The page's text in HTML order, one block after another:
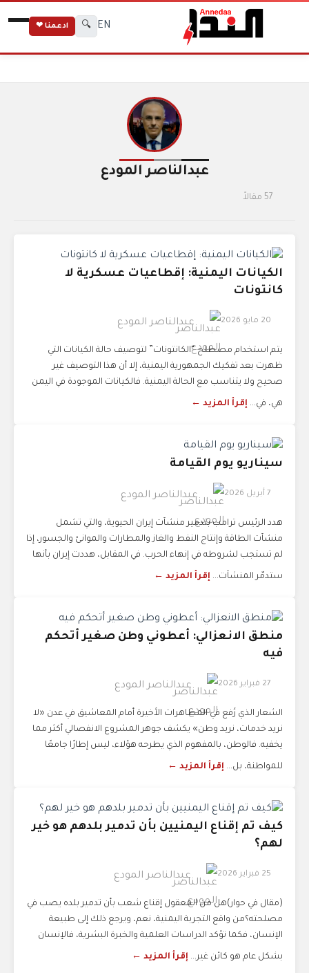
EN
🔍 ادعمنا ❤
عبدالناصر المودع
57 مقالاً
الكيانات اليمنية: إقطاعيات عسكرية لا
كانتونات
20 مايو 2026 عبدالناصر المودع
يتم استخدام مصطلح “الكانتونات” لتوصيف حالة الكيانات التي
ظهرت بعد تفكيك الجمهورية اليمنية، إلا أن هذا التوصيف غير
صحيح ولا يتناسب مع الحالة اليمنية. فالكيانات الموجودة في اليمن
هي، في... إقرأ المزيد ←
سيناريو يوم القيامة
7 أبريل 2026 عبدالناصر المودع
هدد الرئيس ترامب بتدمير منشآت إيران الحيوية، والتي تشمل
منشآت الطاقة وإنتاج النفط والغاز والمطارات والموانئ والجسور، إذا
لم تستجب لشروطه في إنهاء الحرب. في المقابل، هددت إيران بأنها
ستدمّر المنشآت... إقرأ المزيد ←
منطق الانعزالي: أعطوني وطن صغير أتحكم
فيه
27 فبراير 2026 عبدالناصر المودع
الشعار الذي رُفع في المظاهرات الأخيرة أمام المعاشيق في عدن «لا
نريد خدمات، نريد وطن» يكشف جوهر المشروع الانفصالي أكثر مما
يخفيه. فالوطن، بالمفهوم الذي يطرحه هؤلاء، ليس إطارًا جامعًا
للمواطنة، بل... إقرأ المزيد ←
كيف تم إقناع اليمنيين بأن تدمير بلدهم هو خير
لهم؟
25 فبراير 2026 عبدالناصر المودع
(مقال في حوار)هل من المعقول إقناع شعب بأن تدمير بلده يصب في
مصلحته؟من واقع التجربة اليمنية، نعم، ويرجع ذلك إلى طبيعة
الإنسان، فكما تؤكد الدراسات العلمية والخبرة البشرية، فالإنسان
بشكل عام هو كائن غير... إقرأ المزيد ←